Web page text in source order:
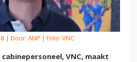
| Door: ANP | Foto: VNC
VNC, maakt